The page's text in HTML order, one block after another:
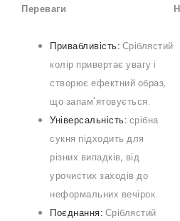
Переваги
Привабливість: Сріблястий
колір привертає увагу і
створює ефектний образ,
що запам'ятовується.
Універсальність: срібна
сукня підходить для
різних випадків, від
урочистих заходів до
неформальних вечірок.
Поєднання: Сріблястий